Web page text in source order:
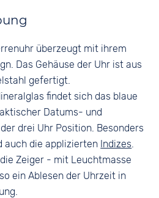
überzeugt mit ihrem
Das Gehäuse der Uhr ist aus
gefertigt.
findet sich das blaue
Datums- und
drei Uhr Position. Besonders
auch die applizierten Indizes.
Zeiger - mit Leuchtmasse
ein Ablesen der Uhrzeit in